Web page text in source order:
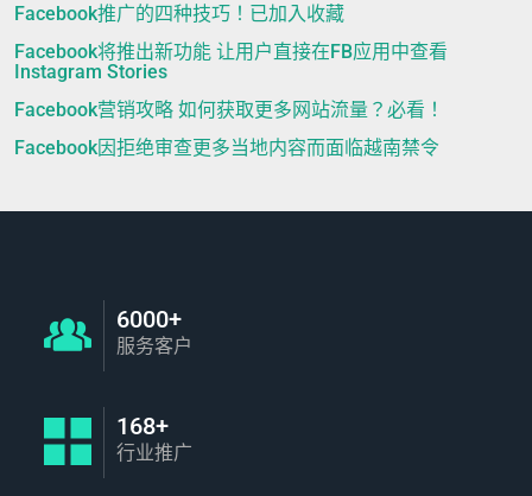
Facebook推广的四种技巧！已加入收藏
Facebook将推出新功能 让用户直接在FB应用中查看
Instagram Stories
Facebook营销攻略 如何获取更多网站流量？必看！
Facebook因拒绝审查更多当地内容而面临越南禁令
6000+
服务客户
168+
行业推广